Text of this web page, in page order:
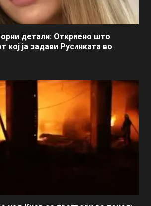
детали: Откриено што
кој ја задави Русинката во